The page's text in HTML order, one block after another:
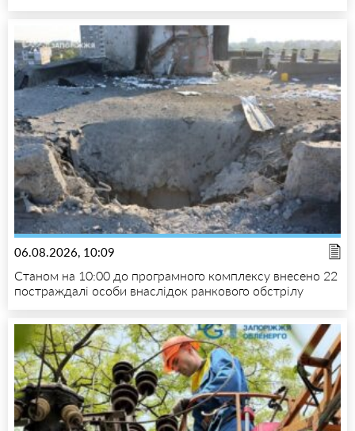
06.08.2026, 10:09
Станом на 10:00 до програмного комплексу внесено 22
постраждалі особи внаслідок ранкового обстрілу